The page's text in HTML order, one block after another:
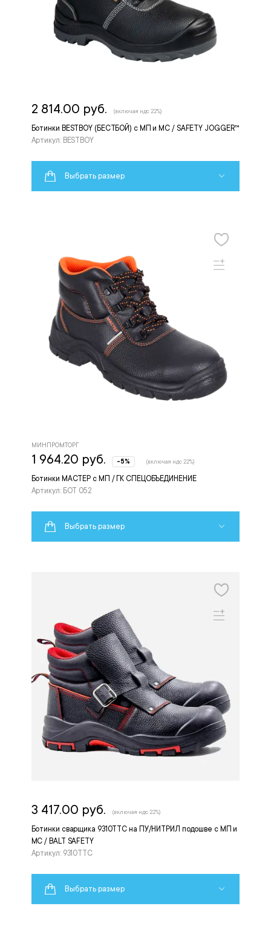
Ботинки BESTBOY (БЕСТБОЙ) с МП и МС / SAFETY JOGGER™
Артикул: BESTBOY
2 814.00 руб. (включая ндс 22%)
Выбрать размер
Ботинки МАСТЕР с МП / ГК СПЕЦОБЪЕДИНЕНИЕ
Артикул: БОТ 052
МИНПРОМТОРГ
1 964.20 руб. -5% (включая ндс 22%)
Выбрать размер
Ботинки сварщика 9310ТТС на ПУ/НИТРИЛ подошве с МП и
МС / BALT SAFETY
Артикул: 9310ТТС
3 417.00 руб. (включая ндс 22%)
Выбрать размер